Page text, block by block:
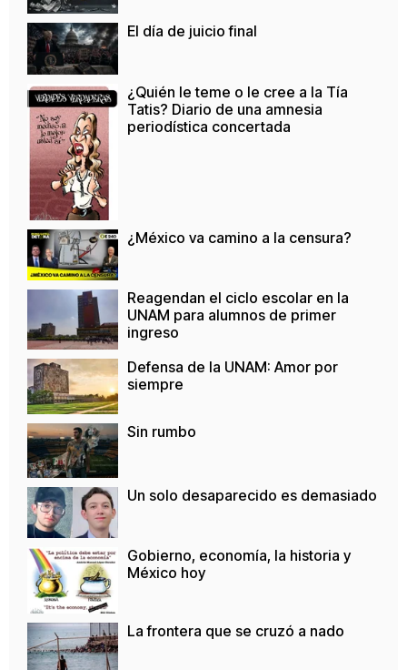
El día de juicio final
¿Quién le teme o le cree a la Tía
Tatis? Diario de una amnesia
periodística concertada
¿México va camino a la censura?
Reagendan el ciclo escolar en la
UNAM para alumnos de primer
ingreso
Defensa de la UNAM: Amor por
siempre
Sin rumbo
Un solo desaparecido es demasiado
Gobierno, economía, la historia y
México hoy
La frontera que se cruzó a nado